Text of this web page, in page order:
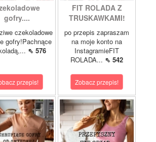
gofry....
czekoladowe
gofry!Pachnące
⇖ 576
przepis!
FIT ROLADA Z
TRUSKAWKAMI!
po przepis zapraszam
na moje konto na
InstagramieFIT
ROLADA... ⇖ 542
Zobacz przepis!